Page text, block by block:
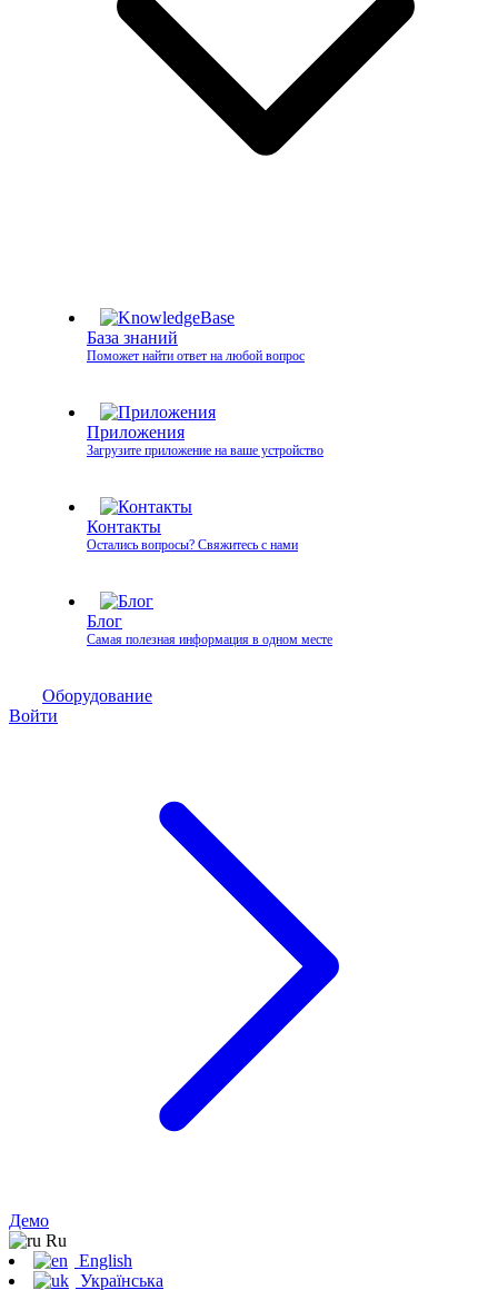
База знаний
Поможет найти ответ на любой вопрос
Приложения
Загрузите приложение на ваше устройство
Контакты
Остались вопросы? Свяжитесь с нами
Блог
Самая полезная информация в одном месте
Оборудование
Войти
Демо
Ru
English
Українська